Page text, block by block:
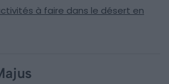
à faire dans le désert en